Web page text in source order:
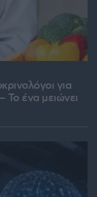
για
Το ένα μειώνει